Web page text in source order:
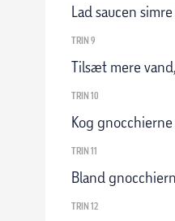
Lad saucen
TRIN 9
Tilsæt mere
TRIN 10
Kog
TRIN 11
Bland
TRIN 12